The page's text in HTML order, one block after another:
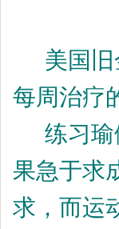
美国旧
每周治疗
练习瑜
果急于求
求，而运